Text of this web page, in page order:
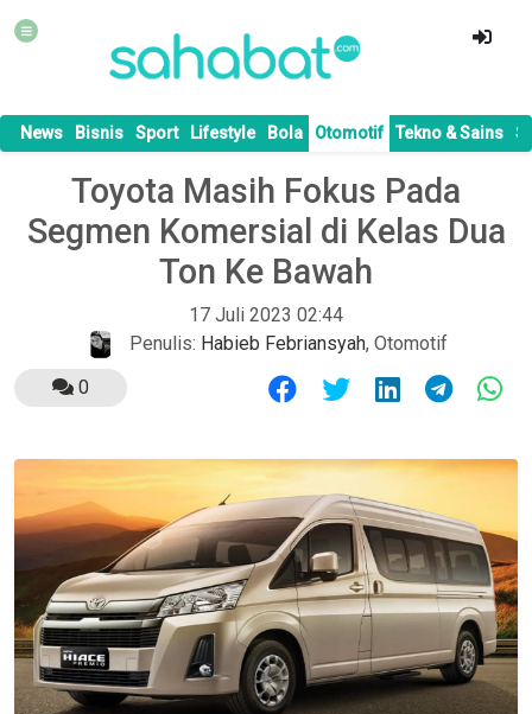
News Bisnis Sport Lifestyle Bola Otomotif Tekno & Sains
Toyota Masih Fokus Pada
Segmen Komersial di Kelas Dua
Ton Ke Bawah
17 Juli 2023 02:44
Penulis: Habieb Febriansyah, Otomotif
0